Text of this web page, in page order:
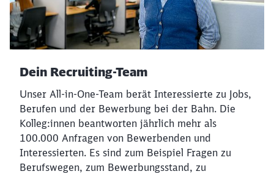
Dein Recruiting-Team
Unser All-in-One-Team berät Interessierte zu Jobs,
Berufen und der Bewerbung bei der Bahn. Die
Kolleg:innen beantworten jährlich mehr als
100.000 Anfragen von Bewerbenden und
Interessierten. Es sind zum Beispiel Fragen zu
Berufswegen, zum Bewerbungsstand, zu